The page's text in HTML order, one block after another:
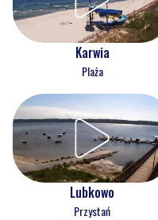
Karwia
Plaża
Lubkowo
Przystań